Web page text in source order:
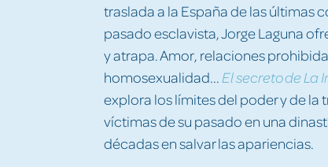
traslada a la España de las últimas
pasado esclavista, Jorge Laguna
y atrapa. Amor, relaciones
homosexualidad... El secreto de La
explora los límites del poder y de la
víctimas de su pasado en una
décadas en salvar las apariencias.